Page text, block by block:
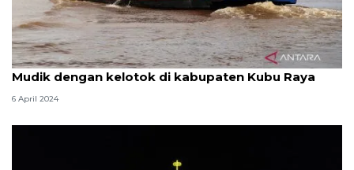
Mudik dengan kelotok di kabupaten Kubu Raya
6 April 2024